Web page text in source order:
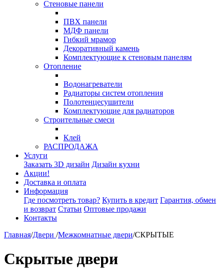
Стеновые панели
ПВХ панели
МДФ панели
Гибкий мрамор
Декоративный камень
Комплектующие к стеновым панелям
Отопление
Водонагреватели
Радиаторы систем отопления
Полотенцесушители
Комплектующие для радиаторов
Строительные смеси
Клей
РАСПРОДАЖА
Услуги
Заказать 3D дизайн Дизайн кухни
Акции!
Доставка и оплата
Информация
Где посмотреть товар? Купить в кредит Гарантия, обмен
и возврат Статьи Оптовые продажи
Контакты
Главная/Двери /Межкомнатные двери/СКРЫТЫЕ
Скрытые двери